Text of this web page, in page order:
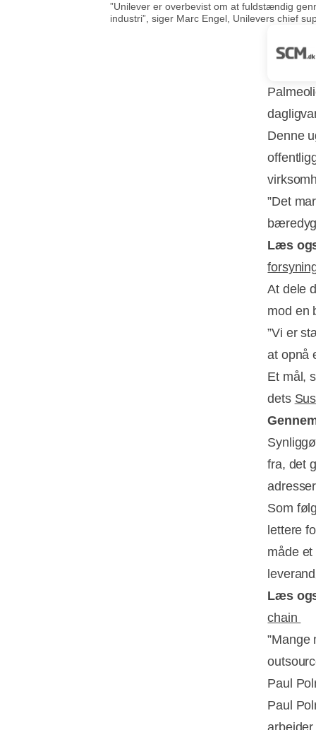
”Unilever er overbevist om at fuldstændig
industri”, siger Marc Engel, Unilevers chief
Denne
”Det
Læs
At dele
mod en
”Vi er
at opnå
Et mål,
dets
fra, det
Som
lettere
måde
Læs
chain
Paul
Paul